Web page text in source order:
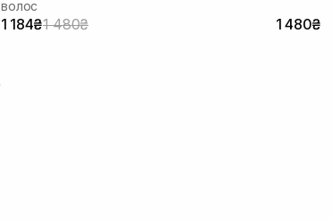
волос
1 184₴1 480₴ 1 480₴